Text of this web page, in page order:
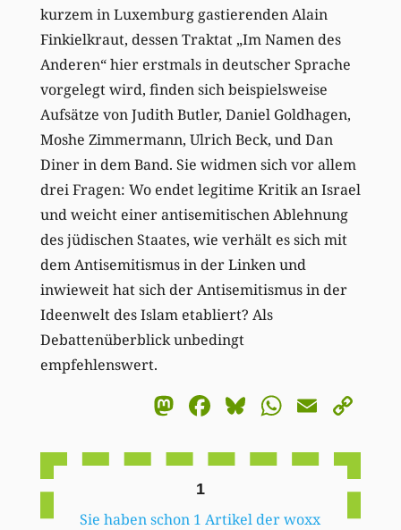
kurzem in Luxemburg gastierenden Alain
Finkielkraut, dessen Traktat „Im Namen des
Anderen“ hier erstmals in deutscher Sprache
vorgelegt wird, finden sich beispielsweise
Aufsätze von Judith Butler, Daniel Goldhagen,
Moshe Zimmermann, Ulrich Beck, und Dan
Diner in dem Band. Sie widmen sich vor allem
drei Fragen: Wo endet legitime Kritik an Israel
und weicht einer antisemitischen Ablehnung
des jüdischen Staates, wie verhält es sich mit
dem Antisemitismus in der Linken und
inwieweit hat sich der Antisemitismus in der
Ideenwelt des Islam etabliert? Als
Debattenüberblick unbedingt
empfehlenswert.
Mastodon
Facebook
BlueskyEmail
1
Sie haben schon 1 Artikel der woxx